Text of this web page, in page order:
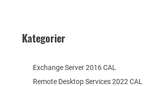
Kategorier
Remote Desktop Services 2022 CAL
Exchange Server 2016 CAL